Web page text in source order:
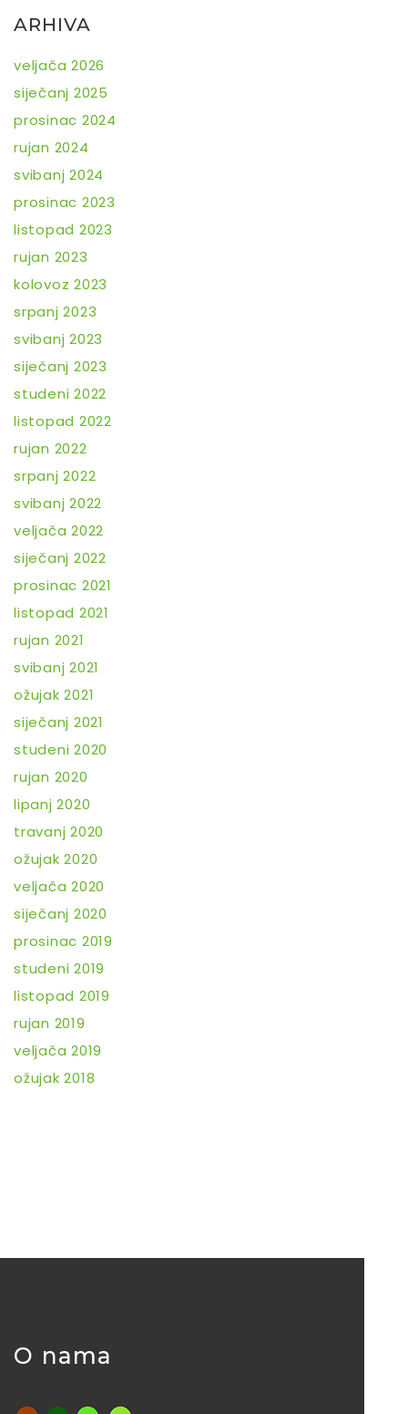
ARHIVA
veljača 2026
siječanj 2025
prosinac 2024
rujan 2024
svibanj 2024
prosinac 2023
listopad 2023
rujan 2023
kolovoz 2023
srpanj 2023
svibanj 2023
siječanj 2023
studeni 2022
listopad 2022
rujan 2022
srpanj 2022
svibanj 2022
veljača 2022
siječanj 2022
prosinac 2021
listopad 2021
rujan 2021
svibanj 2021
ožujak 2021
siječanj 2021
studeni 2020
rujan 2020
lipanj 2020
travanj 2020
ožujak 2020
veljača 2020
siječanj 2020
prosinac 2019
studeni 2019
listopad 2019
rujan 2019
veljača 2019
ožujak 2018
O nama